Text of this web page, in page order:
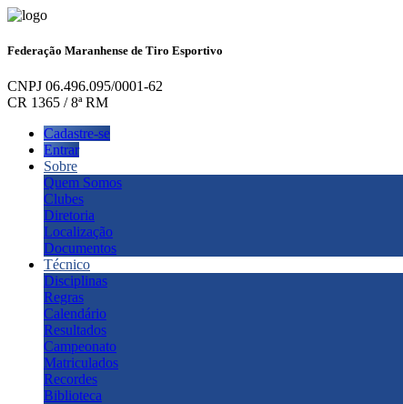
Federação Maranhense de Tiro Esportivo
CNPJ 06.496.095/0001-62
CR 1365 / 8ª RM
Cadastre-se
Entrar
Sobre
Quem Somos
Clubes
Diretoria
Localização
Documentos
Técnico
Disciplinas
Regras
Calendário
Resultados
Campeonato
Matriculados
Recordes
Biblioteca